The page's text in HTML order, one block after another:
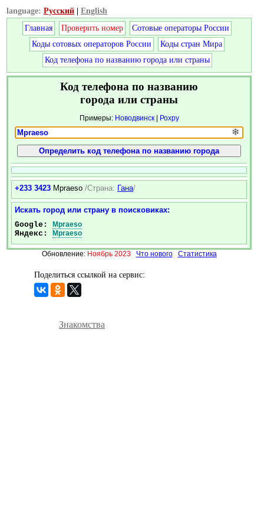
language: Русский
English
Главная
Проверить номер
Сотовые операторы России
Коды сотовых операторов России
Коды стран Мира
Код телефона по названию города или страны
Код телефона по названию
города или страны
Примеры: Новодвинск| Рохру
❄
+233 3423 Mpraeso /Страна: Гана/
Искать город или страну в поисковиках:
Google: Mpraeso
Яндекс: Mpraeso
Обновление: Ноябрь 2023 Что нового Статистика
Поделиться ссылкой на сервис:
Знакомства